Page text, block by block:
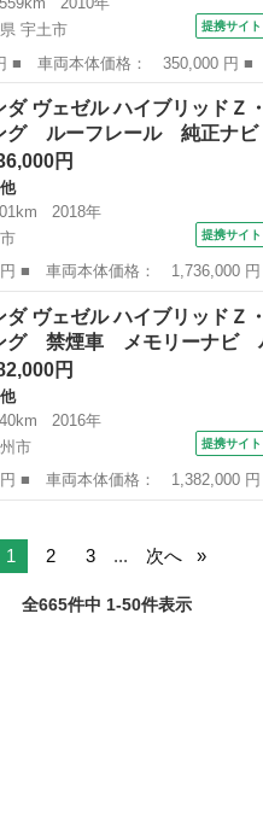
宇土市
提携サイト
名： ＣＲ－Ｚ ■ グレード名
ＥＴＣ ローダウン ナビ バッ
その他
ダ ヴェゼル ハイブリッドＺ
グ ルーフレール 純正ナ
円
2018年
提携サイト
名： ヴェゼル ■ グレード名：
ング ルーフレール 純正ナビ バ
その他
ダ ヴェゼル ハイブリッドＺ
グ 禁煙車 メモリーナビ
円
2016年
市
提携サイト
名： ヴェゼル ■ グレード名：
1 2 3 ... 次へ
全665件中 1-50件表示